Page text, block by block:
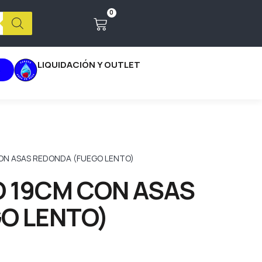
0
LIQUIDACIÓN Y OUTLET
ASAS REDONDA (FUEGO LENTO)
19CM CON ASAS
LENTO)